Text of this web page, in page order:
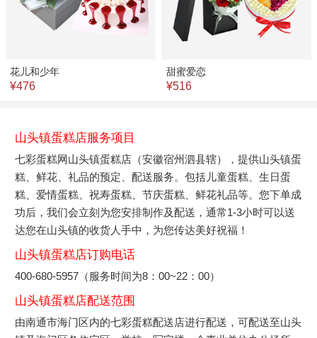
花儿和少年
¥476
甜蜜爱恋
¥516
山头镇蛋糕店服务项目
七彩蛋糕网山头镇蛋糕店（安徽宿州泗县辖），提供山头镇蛋
糕、鲜花、礼品的预定、配送服务。包括儿童蛋糕、生日蛋
糕、爱情蛋糕、祝寿蛋糕、节庆蛋糕、鲜花礼品等。您下单成
功后，我们会立刻为您安排制作及配送，通常1-3小时可以送
达您在山头镇的收货人手中，为您传达美好祝福！
山头镇蛋糕店订购电话
400-680-5957（服务时间为8：00~22：00）
山头镇蛋糕店配送范围
由南通市海门区内的七彩蛋糕配送店进行配送，可配送至山头